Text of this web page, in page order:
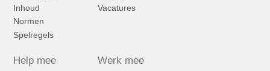
Inhoud
Normen
Spelregels
Vacatures
Help mee Werk mee